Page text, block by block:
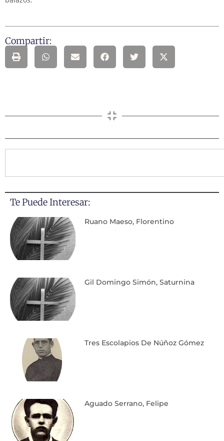
Compartir:
Te Puede Interesar:
Ruano Maeso, Florentino
Gil Domingo Simón, Saturnina
Tres Escolapios De Núñoz Gómez
Aguado Serrano, Felipe